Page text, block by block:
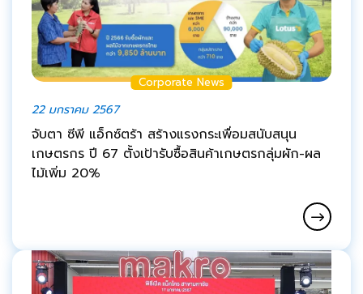
Corporate News
22 มกราคม 2567
จับตา ซีพี แอ็กซ์ตร้า สร้างแรงกระเพื่อมสนับสนุน
เกษตรกร ปี 67 ตั้งเป้ารับซื้อสินค้าเกษตรกลุ่มผัก-ผล
ไม้เพิ่ม 20%